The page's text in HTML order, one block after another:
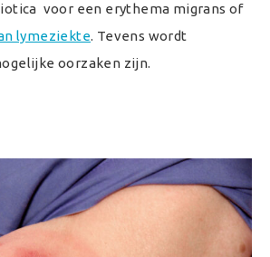
voor een erythema migrans of
lymeziekte. Tevens wordt
oorzaken zijn.